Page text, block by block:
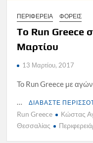
ΠΕΡΙΦΕΡΕΙΑ ΦΟΡΕΙΣ
To Run Greece
Μαρτίου
13 Μαρτίου, 2017
Το Run Greece με
…
ΔΙΑΒΑΣΤΕ
Run Greece Κώστας
Θεσσαλίας